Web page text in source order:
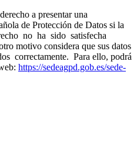
a presentar una
de Protección de Datos si la
no ha sido satisfecha
motivo considera que sus datos
correctamente. Para ello, podrá
https://sedeagpd.gob.es/sede-